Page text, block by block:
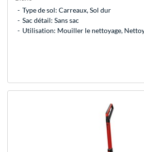
Type de sol: Carreaux, Sol dur
Sac détail: Sans sac
Utilisation: Mouiller le nettoyage,